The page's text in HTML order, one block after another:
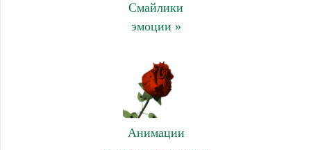
Смайлики
эмоции »
Анимации